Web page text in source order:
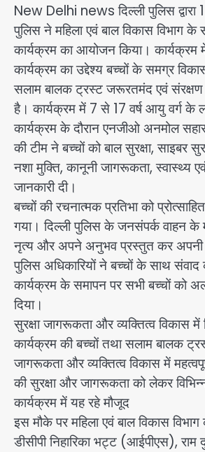
New Delhi news दिल्ली पुलिस
पुलिस ने महिला एवं बाल विकास विभाग
कार्यक्रम का आयोजन किया। कार्यक्रम
कार्यक्रम का उद्देश्य बच्चों के समग्र
सलाम बालक ट्रस्ट जरूरतमंद एवं संरक्षण
है। कार्यक्रम में 7 से 17 वर्ष आयु वर्ग के
कार्यक्रम के दौरान एनजीओ अनमोल
की टीम ने बच्चों को बाल सुरक्षा,
नशा मुक्ति, कानूनी जागरूकता, स्वास्थ्य
जानकारी दी।
बच्चों की रचनात्मक प्रतिभा को
गया। दिल्ली पुलिस के जनसंपर्क वाहन के
नृत्य और अपने अनुभव प्रस्तुत कर अपनी
पुलिस अधिकारियों ने बच्चों के साथ
कार्यक्रम के समापन पर सभी बच्चों को
दिया।
सुरक्षा जागरूकता और व्यक्तित्व विकास
कार्यक्रम की बच्चों तथा सलाम बालक
जागरूकता और व्यक्तित्व विकास में
की सुरक्षा और जागरूकता को लेकर
कार्यक्रम में यह रहे मौजूद
इस मौके पर महिला एवं बाल विकास
डीसीपी निहारिका भट्ट (आईपीएस), राम